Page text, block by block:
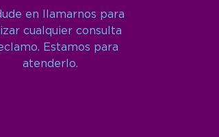
en llamarnos para
cualquier consulta
Estamos para
atenderlo.